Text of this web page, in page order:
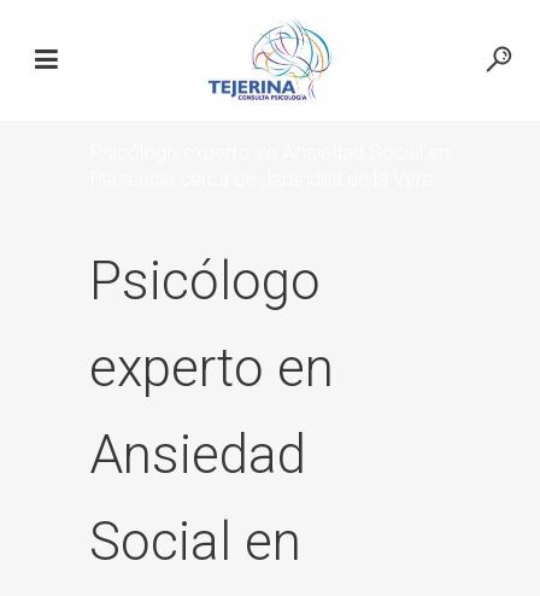
Psicólogo
experto en
Ansiedad
Social en